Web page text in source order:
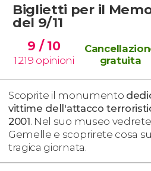
Biglietti per il
del 9/11
9 / 10
1.219 opinioni
gratuita
Scoprite il monumento
vittime dell'attacco
2001. Nel suo museo
Gemelle e scoprirete cosa
tragica giornata.